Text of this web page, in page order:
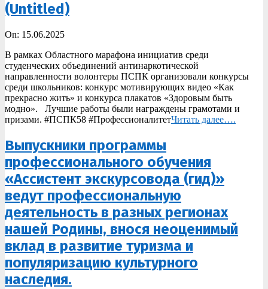
(Untitled)
2025-
15
On: 15.06.2025
В рамках Областного марафона инициатив среди
студенческих объединений антинаркотической
направленности волонтеры ПСПК организовали конкурсы
среди школьников: конкурс мотивирующих видео «Как
прекрасно жить» и конкурса плакатов «Здоровым быть
модно». Лучшие работы были награждены грамотами и
призами. #ПСПК58 #ПрофессионалитетЧитать далее….
Выпускники программы
профессионального обучения
«Ассистент экскурсовода (гид)»
ведут профессиональную
деятельность в разных регионах
нашей Родины, внося неоценимый
вклад в развитие туризма и
популяризацию культурного
наследия.